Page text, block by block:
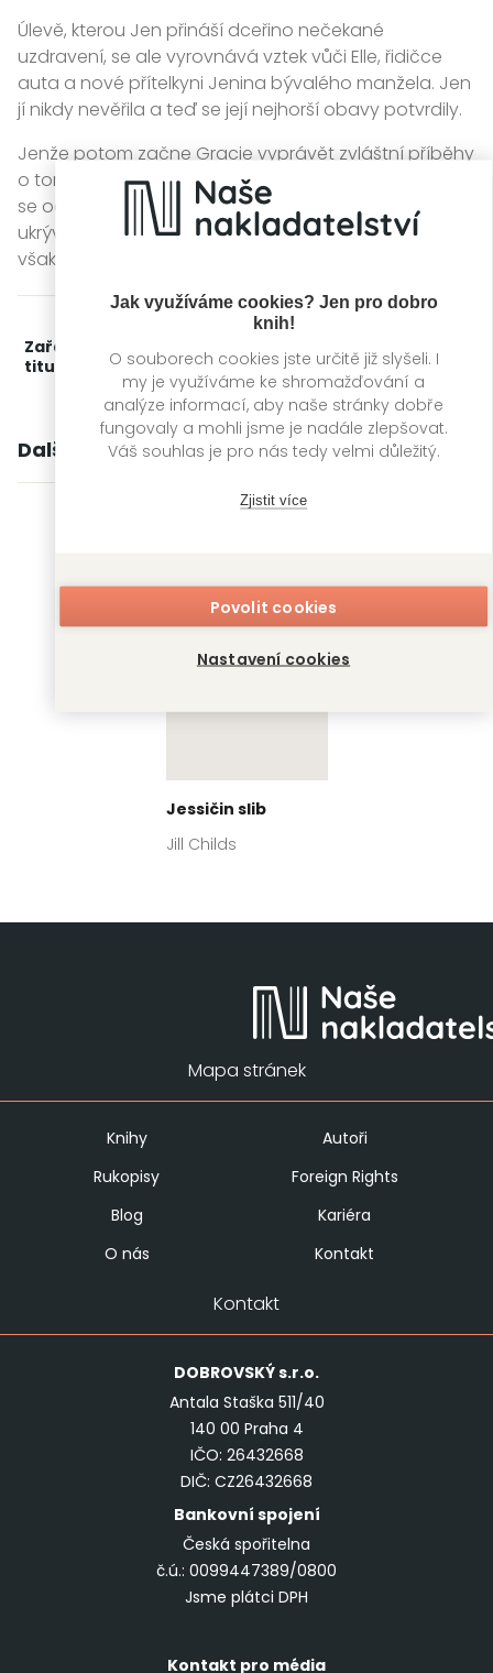
Jak využíváme cookies? Jen pro dobro
knih!
O souborech cookies jste určitě již slyšeli. I
my je využíváme ke shromažďování a
analýze informací, aby naše stránky dobře
fungovaly a mohli jsme je nadále zlepšovat.
Váš souhlas je pro nás tedy velmi důležitý.
Zjistit více
Povolit cookies
Nastavení cookies
Úlevě, kterou Jen přináší dceřino nečekané
uzdravení, se ale vyrovnává vztek vůči Elle, řidičce
auta a nové přítelkyni Jenina bývalého manžela. Jen
jí nikdy nevěřila a teď se její nejhorší obavy potvrdily.
Jenže potom začne Gracie vyprávět zvláštní příběhy
o tom, co toho dne slyšela v autě a co prožila, když
se ocitla blízko smrti. Je zřejmé, že se v Ellině minulosti
ukrývá něco šokujícího. Odhalení jejího tajemství by
však mohlo zničit jejich životy.
Zařažení
titulu:
Kategorie >
Detektivky, thrillery a true
crime‣ Thrillery
Další knihy autora
Jessičin slib
Jill Childs
Mapa stránek
Knihy
Autoři
Rukopisy
Foreign Rights
Blog
Kariéra
O nás
Kontakt
Kontakt
DOBROVSKÝs.r.o.
Antala Staška 511/40
140 00 Praha 4
IČO: 26432668
DIČ: CZ26432668
Bankovní spojení
Česká spořitelna
č.ú.: 0099447389/0800
Jsme plátci DPH
Kontakt pro média